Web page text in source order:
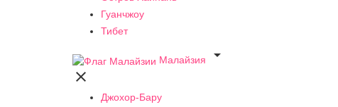
Гуанчжоу
Тибет
Малайзия


Джохор-Бару